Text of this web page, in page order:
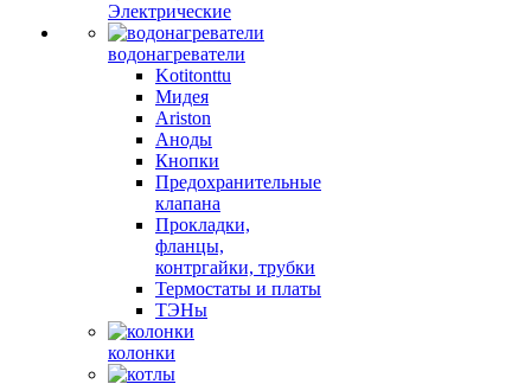
Электрические
водонагреватели
Kotitonttu
Мидея
Ariston
Аноды
Кнопки
Предохранительные
клапана
Прокладки,
фланцы,
контргайки, трубки
Термостаты и платы
ТЭНы
колонки